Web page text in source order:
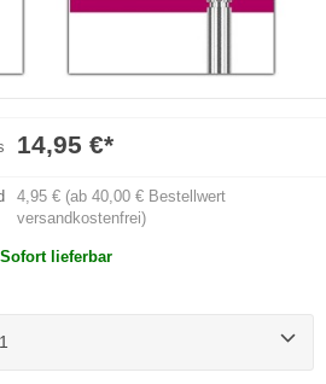
14,95 €*
4,95 € (ab 40,00 € Bestellwert
versandkostenfrei)
Sofort lieferbar